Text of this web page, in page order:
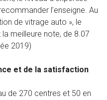
l’enseigne. Au
de vitrage auto », le
meilleure note, de 8.07
2019)
et de la satisfaction
de 270 centres et 50 en